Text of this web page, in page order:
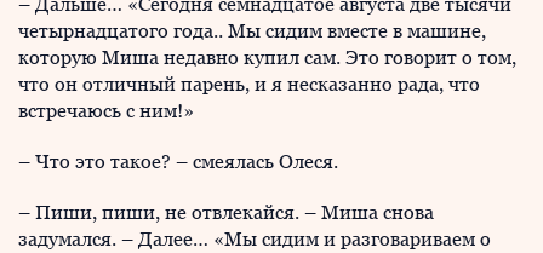
четырнадцатого года.. Мы сидим вместе в машине,
которую Миша недавно купил сам. Это говорит о том,
что он отличный парень, и я несказанно рада, что
встречаюсь с ним!»
– Что это такое? – смеялась Олеся.
– Пиши, пиши, не отвлекайся. – Миша снова
задумался. – Далее… «Мы сидим и разговариваем о